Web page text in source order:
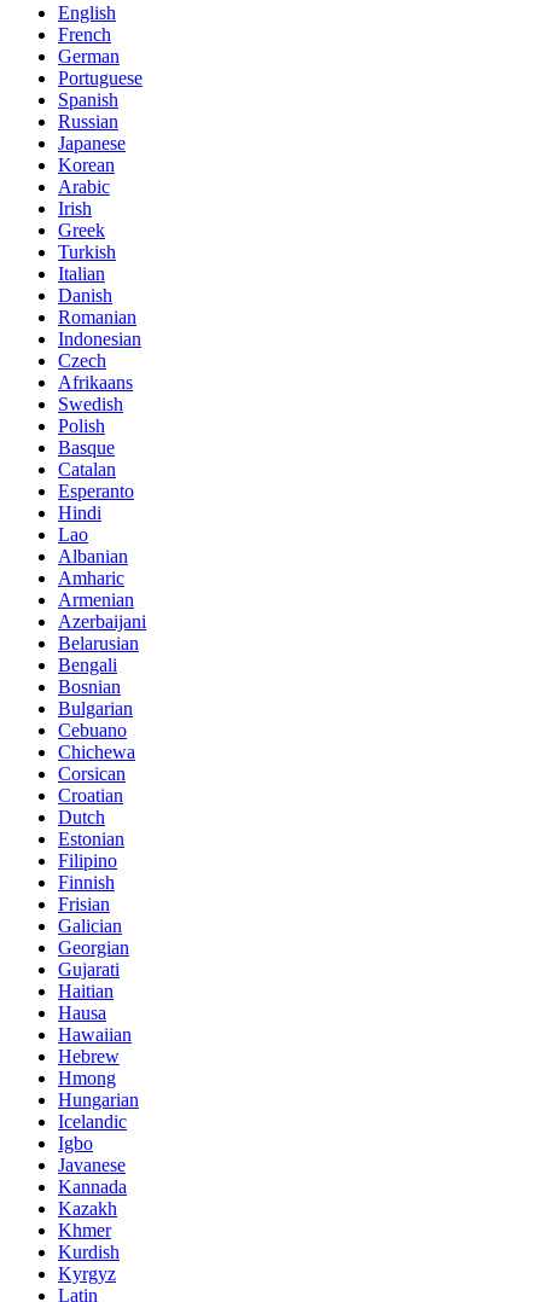
English
French
German
Portuguese
Spanish
Russian
Japanese
Korean
Arabic
Irish
Greek
Turkish
Italian
Danish
Romanian
Indonesian
Czech
Afrikaans
Swedish
Polish
Basque
Catalan
Esperanto
Hindi
Lao
Albanian
Amharic
Armenian
Azerbaijani
Belarusian
Bengali
Bosnian
Bulgarian
Cebuano
Chichewa
Corsican
Croatian
Dutch
Estonian
Filipino
Finnish
Frisian
Galician
Georgian
Gujarati
Haitian
Hausa
Hawaiian
Hebrew
Hmong
Hungarian
Icelandic
Igbo
Javanese
Kannada
Kazakh
Khmer
Kurdish
Kyrgyz
Latin